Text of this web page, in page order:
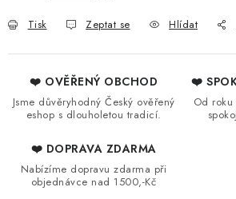
Tisk Zeptat se Hlídat
❤️ OVĚŘENÝ OBCHOD
Jsme důvěryhodný Český ověřený
eshop s dlouholetou tradicí.
❤️
Od
❤️ DOPRAVA ZDARMA
Nabízíme dopravu zdarma při
objednávce nad 1500,-Kč